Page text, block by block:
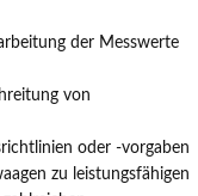
der Messwerte
von
oder -vorgaben
zu leistungsfähigen